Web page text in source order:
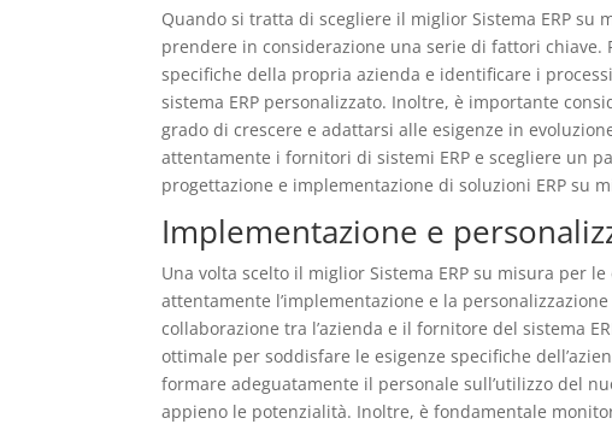
Quando si tratta di scegliere il miglior Sistema ERP
prendere in considerazione una serie di fattori
specifiche della propria azienda e identificare i
sistema ERP personalizzato. Inoltre, è importante
grado di crescere e adattarsi alle esigenze in
attentamente i fornitori di sistemi ERP e scegliere un
progettazione e implementazione di soluzioni ERP su
Implementazione e
Una volta scelto il miglior Sistema ERP su misura per
attentamente l’implementazione e la
collaborazione tra l’azienda e il fornitore del sistema
ottimale per soddisfare le esigenze specifiche
formare adeguatamente il personale sull’utilizzo del
appieno le potenzialità. Inoltre, è fondamentale